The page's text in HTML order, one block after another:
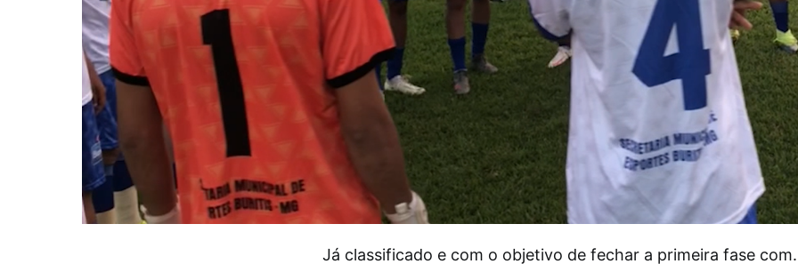
Já classificado e com o objetivo de fechar a primeira fase